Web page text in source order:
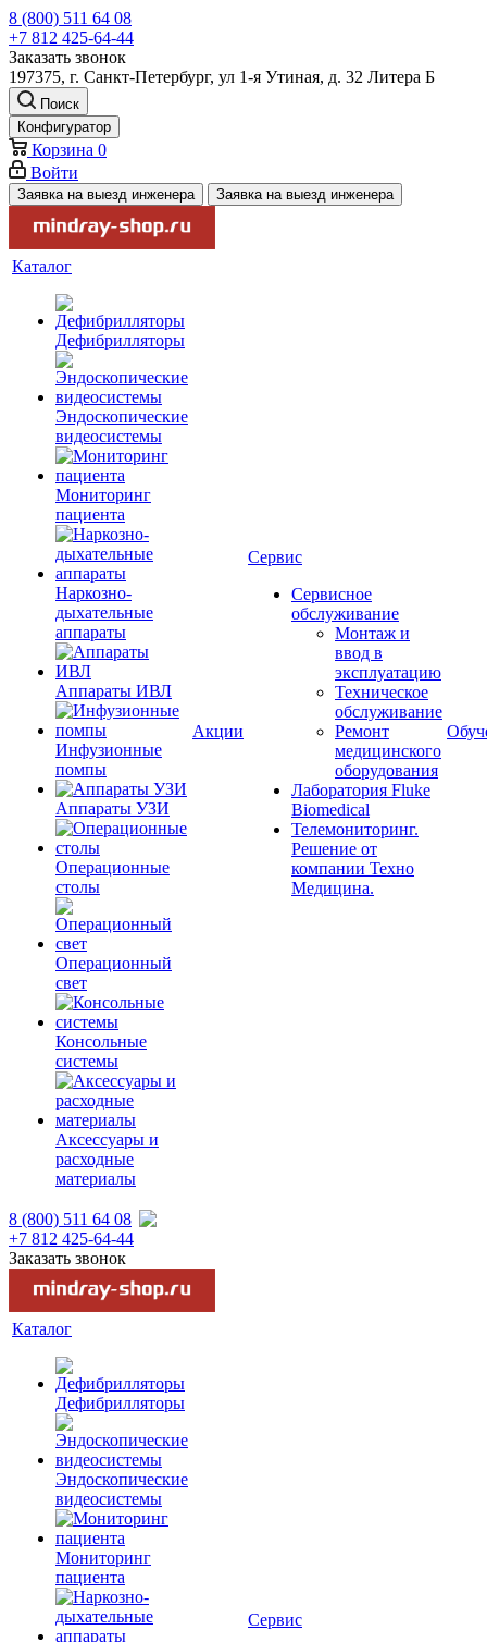
8 (800) 511 64 08
+7 812 425-64-44
Заказать звонок
197375, г. Санкт-Петербург, ул 1-я Утиная, д. 32 Литера Б
Поиск
Конфигуратор
Корзина 0
Войти
Заявка на выезд инженера Заявка на выезд инженера
Каталог
Дефибрилляторы
Эндоскопические
видеосистемы
Мониторинг
пациента
Наркозно-
дыхательные
аппараты
Аппараты ИВЛ
Инфузионные
помпы
Аппараты УЗИ
Операционные
столы
Операционный
свет
Консольные
системы
Аксессуары и
расходные
материалы
Акции
Сервис
Сервисное
обслуживание
Монтаж и
ввод в
эксплуатацию
Техническое
обслуживание
Ремонт
медицинского
оборудования
Лаборатория Fluke
Biomedical
Телемониторинг.
Решение от
компании Техно
Медицина.
8 (800) 511 64 08
+7 812 425-64-44
Заказать звонок
Каталог
Дефибрилляторы
Эндоскопические
видеосистемы
Мониторинг
пациента
Сервис